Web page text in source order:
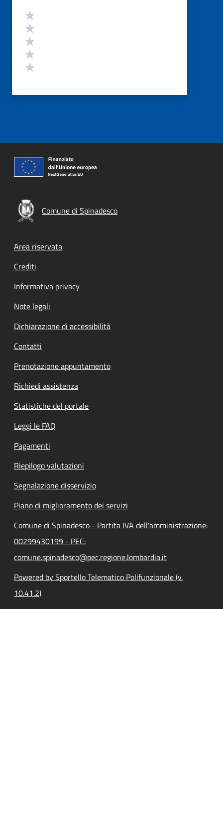
Valutazione
Comune di Spinadesco
Footer menu
Area riservata
Crediti
Informativa privacy
Note legali
Dichiarazione di accessibilità
Contatti
Prenotazione appuntamento
Richiedi assistenza
Statistiche del portale
Leggi le FAQ
Pagamenti
Riepilogo valutazioni
Segnalazione disservizio
Piano di miglioramento dei servizi
Comune di Spinadesco - Partita IVA dell'amministrazione:
00299430199 - PEC:
comune.spinadesco@pec.regione.lombardia.it
Powered by Sportello Telematico Polifunzionale (v.
10.41.2)